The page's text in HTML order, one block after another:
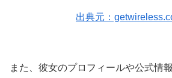
出典元：
また、彼女のプロフィールや公式情報